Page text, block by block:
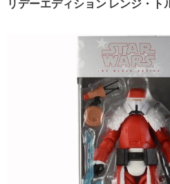
リデーエディション レンジ・ト